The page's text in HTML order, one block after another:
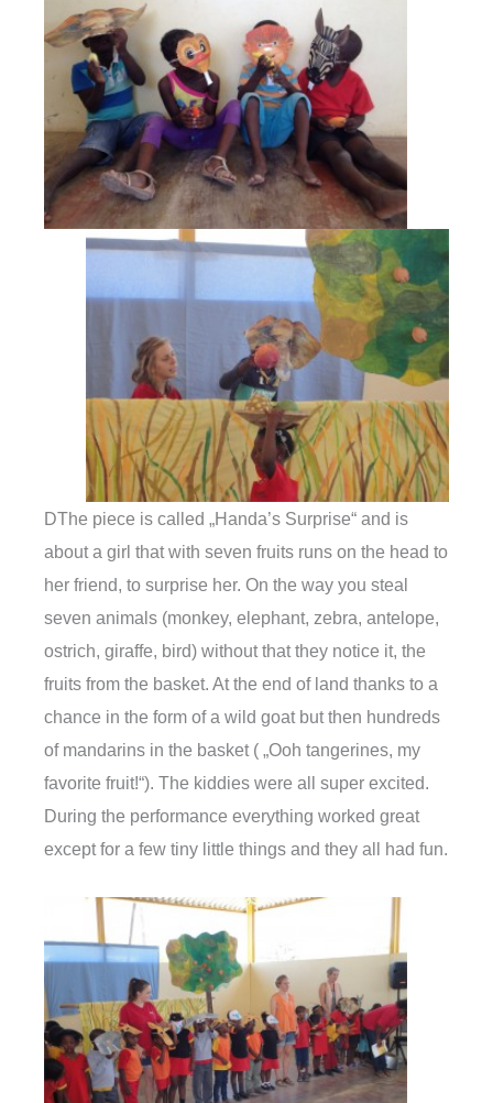
DThe piece is called „Handa’s Surprise“ and is
about a girl that with seven fruits runs on the head to
her friend, to surprise her. On the way you steal
seven animals (monkey, elephant, zebra, antelope,
ostrich, giraffe, bird) without that they notice it, the
fruits from the basket. At the end of land thanks to a
chance in the form of a wild goat but then hundreds
of mandarins in the basket ( „Ooh tangerines, my
favorite fruit!“). The kiddies were all super excited.
During the performance everything worked great
except for a few tiny little things and they all had fun.